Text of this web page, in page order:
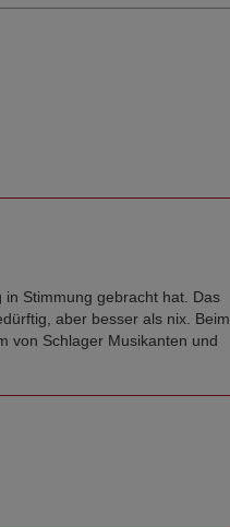
Stimmung gebracht hat. Das
aber besser als nix. Beim
von Schlager Musikanten und